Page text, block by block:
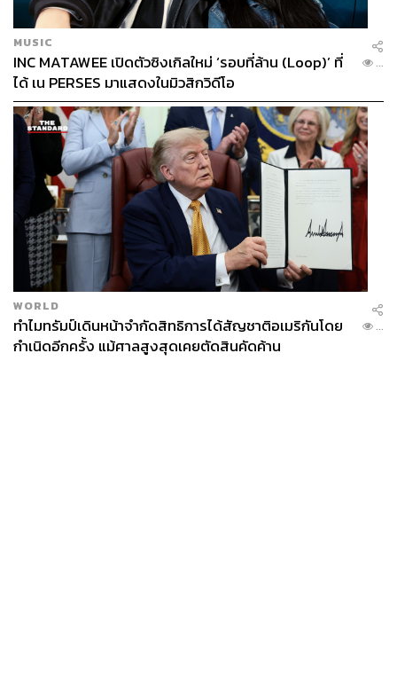
MUSIC
INC MATAWEE เปิดตัวซิงเกิลใหม่ ‘รอบที่ล้าน (Loop)’ ที่
ได้ เน PERSES มาแสดงในมิวสิกวิดีโอ
...
WORLD
ทำไมทรัมป์เดินหน้าจำกัดสิทธิการได้สัญชาติอเมริกันโดย
กำเนิดอีกครั้ง แม้ศาลสูงสุดเคยตัดสินคัดค้าน
...